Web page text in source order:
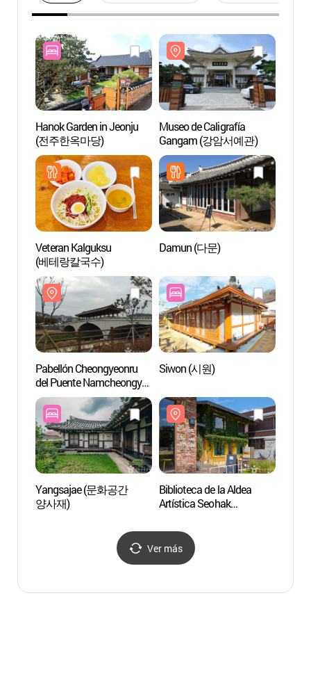
Hanok Garden in Jeonju
(전주한옥마당)
Museo de Caligrafía
Gangam (강암서예관)
Veteran Kalguksu
(베테랑칼국수)
Damun (다문)
Pabellón Cheongyeonru
del Puente Namcheongyo
(남천교 청연루)
Siwon (시원)
Yangsajae (문화공간
양사재)
Biblioteca de la Aldea
Artística Seohak
Ver más